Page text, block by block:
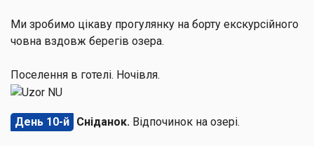
Ми зробимо цікаву прогулянку на борту екскурсійного
човна вздовж берегів озера.
Поселення в готелі. Ночівля.
День 10-й Сніданок. Відпочинок на озері.